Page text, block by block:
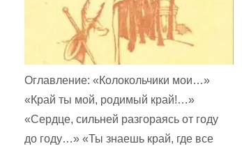
Оглавление: «Колокольчики мои…»
«Край ты мой, родимый край!…»
«Сердце, сильней разгораясь от году
до году…» «Ты знаешь край, где все